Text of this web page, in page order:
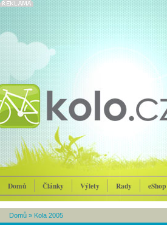
Domů Články Výlety Rady eShop
Domů » Kola 2005